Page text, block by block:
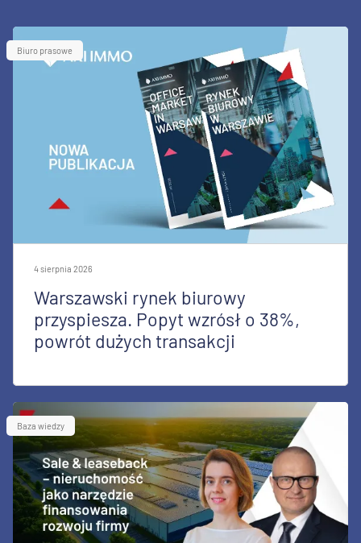
Biuro prasowe
4 sierpnia 2026
Warszawski rynek biurowy
przyspiesza. Popyt wzrósł o 38%,
powrót dużych transakcji
Baza wiedzy